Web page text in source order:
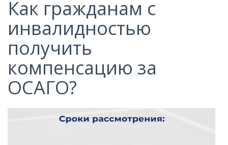
Как гражданам с
инвалидностью
получить
компенсацию за
ОСАГО?